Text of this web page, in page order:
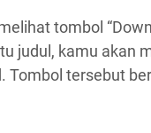
tombol
judul, kamu akan
tersebut